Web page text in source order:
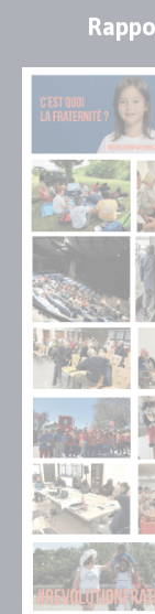
Publication
Visuel
couverture